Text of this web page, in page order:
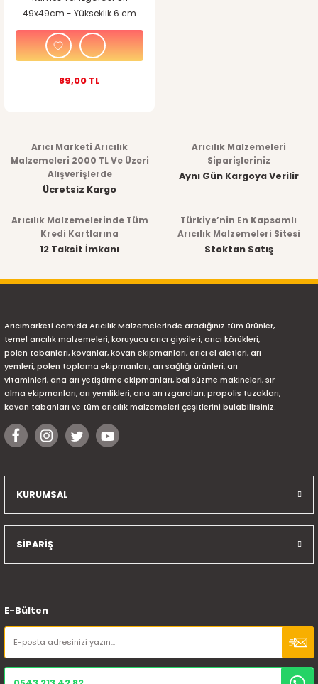
49x49cm - Yükseklik 6 cm
89,00 TL
Arıcı Marketi Arıcılık
Malzemeleri 2000 TL Ve Üzeri
Alışverişlerde
Ücretsiz Kargo
Arıcılık Malzemeleri
Siparişleriniz
Aynı Gün Kargoya Verilir
Arıcılık Malzemelerinde Tüm
Kredi Kartlarına
12 Taksit İmkanı
Türkiye’nin En Kapsamlı
Arıcılık Malzemeleri Sitesi
Stoktan Satış
Arıcımarketi.com’da Arıcılık Malzemelerinde aradığınız tüm ürünler,
temel arıcılık malzemeleri, koruyucu arıcı giysileri, arıcı körükleri,
polen tabanları, kovanlar, kovan ekipmanları, arıcı el aletleri, arı
yemleri, polen toplama ekipmanları, arı sağlığı ürünleri, arı
vitaminleri, ana arı yetiştirme ekipmanları, bal süzme makineleri, sır
alma ekipmanları, arı yemlikleri, ana arı ızgaraları, propolis tuzakları,
kovan tabanları ve tüm arıcılık malzemeleri çeşitlerini bulabilirsiniz.
KURUMSAL
SİPARİŞ
E-Bülten